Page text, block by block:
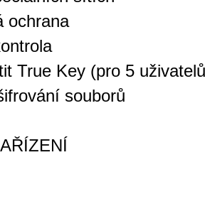
ochrana
True Key (pro 5
souborů